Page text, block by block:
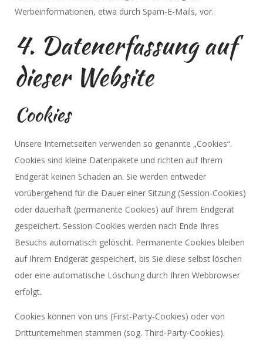
Werbeinformationen, etwa durch Spam-E-Mails, vor.
4. Datenerfassung auf
dieser Website
Cookies
Unsere Internetseiten verwenden so genannte „Cookies“.
Cookies sind kleine Datenpakete und richten auf Ihrem
Endgerät keinen Schaden an. Sie werden entweder
vorübergehend für die Dauer einer Sitzung (Session-Cookies)
oder dauerhaft (permanente Cookies) auf Ihrem Endgerät
gespeichert. Session-Cookies werden nach Ende Ihres
Besuchs automatisch gelöscht. Permanente Cookies bleiben
auf Ihrem Endgerät gespeichert, bis Sie diese selbst löschen
oder eine automatische Löschung durch Ihren Webbrowser
erfolgt.
Cookies können von uns (First-Party-Cookies) oder von
Drittunternehmen stammen (sog. Third-Party-Cookies).